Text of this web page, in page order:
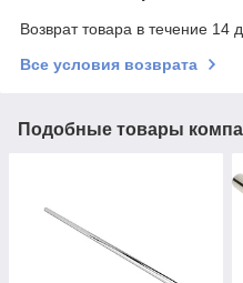
Возврат товара в течение 14
Все условия возврата
Подобные товары